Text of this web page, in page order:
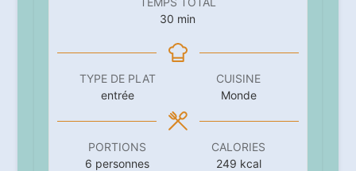
30 minutes
min
TYPE DE PLAT
entrée
CUISINE
Monde
PORTIONS
6 personnes
CALORIES
249 kcal